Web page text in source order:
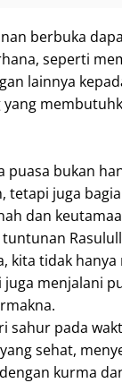
berbuka
seperti
lainnya
puasa bukan
tetapi juga
dan
kita tidak
menjalani
sahur pada
sehat,
kurma